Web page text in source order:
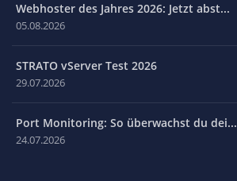
Webhoster des Jahres 2026: Jetzt abst...
05.08.2026
STRATO vServer Test 2026
29.07.2026
Port Monitoring: So überwachst du dei...
24.07.2026